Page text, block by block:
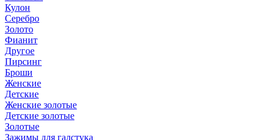
Кулон
Серебро
Золото
Фианит
Другое
Пирсинг
Броши
Женские
Детские
Женские золотые
Детские золотые
Золотые
Зажимы для галстука